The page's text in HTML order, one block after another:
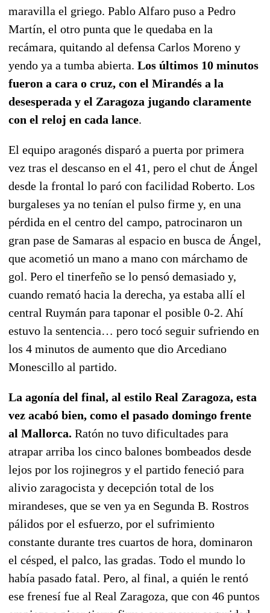
maravilla el griego. Pablo Alfaro puso a Pedro
Martín, el otro punta que le quedaba en la
recámara, quitando al defensa Carlos Moreno y
yendo ya a tumba abierta. Los últimos 10 minutos
fueron a cara o cruz, con el Mirandés a la
desesperada y el Zaragoza jugando claramente
con el reloj en cada lance.
El equipo aragonés disparó a puerta por primera
vez tras el descanso en el 41, pero el chut de Ángel
desde la frontal lo paró con facilidad Roberto. Los
burgaleses ya no tenían el pulso firme y, en una
pérdida en el centro del campo, patrocinaron un
gran pase de Samaras al espacio en busca de Ángel,
que acometió un mano a mano con márchamo de
gol. Pero el tinerfeño se lo pensó demasiado y,
cuando remató hacia la derecha, ya estaba allí el
central Ruymán para taponar el posible 0-2. Ahí
estuvo la sentencia… pero tocó seguir sufriendo en
los 4 minutos de aumento que dio Arcediano
Monescillo al partido.
La agonía del final, al estilo Real Zaragoza, esta
vez acabó bien, como el pasado domingo frente
al Mallorca. Ratón no tuvo dificultades para
atrapar arriba los cinco balones bombeados desde
lejos por los rojinegros y el partido feneció para
alivio zaragocista y decepción total de los
mirandeses, que se ven ya en Segunda B. Rostros
pálidos por el esfuerzo, por el sufrimiento
constante durante tres cuartos de hora, dominaron
el césped, el palco, las gradas. Todo el mundo lo
había pasado fatal. Pero, al final, a quién le rentó
ese frenesí fue al Real Zaragoza, que con 46 puntos